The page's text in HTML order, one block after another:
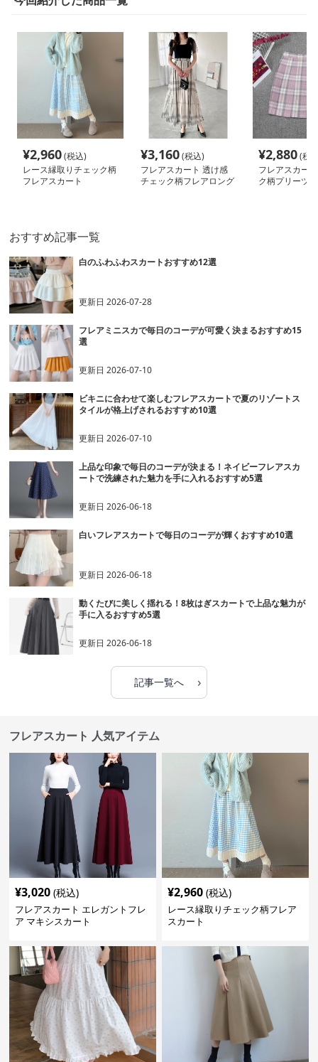
¥2,960(税込)
レース縁取りチェック柄
フレアスカート
¥3,160(税込)
フレアスカート 透け感
チェック柄フレアロング
¥2,880(税
フレアスカー
ク柄プリーツ
おすすめ記事一覧
白のふわふわスカートおすすめ12選
更新日2026-07-28
フレアミニスカで毎日のコーデが可愛く決まるおすすめ15
選
更新日2026-07-10
ビキニに合わせて楽しむフレアスカートで夏のリゾートス
タイルが格上げされるおすすめ10選
更新日2026-07-10
上品な印象で毎日のコーデが決まる！ネイビーフレアスカ
ートで洗練された魅力を手に入れるおすすめ5選
更新日2026-06-18
白いフレアスカートで毎日のコーデが輝くおすすめ10選
更新日2026-06-18
動くたびに美しく揺れる！8枚はぎスカートで上品な魅力が
手に入るおすすめ5選
更新日2026-06-18
記事一覧へ ›
フレアスカート 人気アイテム
¥3,020 (税込)
フレアスカート エレガントフレ
ア マキシスカート
¥2,960 (税込)
レース縁取りチェック柄フレア
スカート